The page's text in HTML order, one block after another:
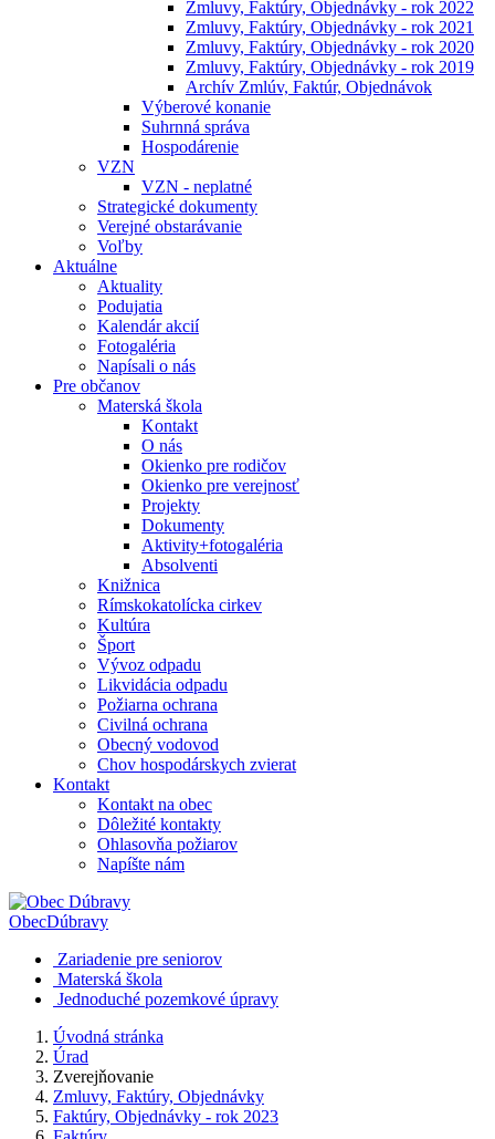
Zmluvy, Faktúry, Objednávky - rok 2022
Zmluvy, Faktúry, Objednávky - rok 2021
Zmluvy, Faktúry, Objednávky - rok 2020
Zmluvy, Faktúry, Objednávky - rok 2019
Archív Zmlúv, Faktúr, Objednávok
Výberové konanie
Suhrnná správa
Hospodárenie
VZN
VZN - neplatné
Strategické dokumenty
Verejné obstarávanie
Voľby
Aktuálne
Aktuality
Podujatia
Kalendár akcií
Fotogaléria
Napísali o nás
Pre občanov
Materská škola
Kontakt
O nás
Okienko pre rodičov
Okienko pre verejnosť
Projekty
Dokumenty
Aktivity+fotogaléria
Absolventi
Knižnica
Rímskokatolícka cirkev
Kultúra
Šport
Vývoz odpadu
Likvidácia odpadu
Požiarna ochrana
Civilná ochrana
Obecný vodovod
Chov hospodárskych zvierat
Kontakt
Kontakt na obec
Dôležité kontakty
Ohlasovňa požiarov
Napíšte nám
ObecDúbravy
Zariadenie pre seniorov
Materská škola
Jednoduché pozemkové úpravy
Úvodná stránka
Úrad
Zverejňovanie
Zmluvy, Faktúry, Objednávky
Faktúry, Objednávky - rok 2023